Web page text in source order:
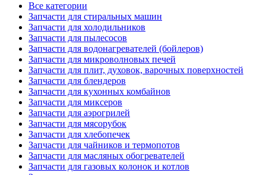
Все категории
Запчасти для стиральных машин
Запчасти для холодильников
Запчасти для пылесосов
Запчасти для водонагревателей (бойлеров)
Запчасти для микроволновых печей
Запчасти для плит, духовок, варочных поверхностей
Запчасти для блендеров
Запчасти для кухонных комбайнов
Запчасти для миксеров
Запчасти для аэрогрилей
Запчасти для мясорубок
Запчасти для хлебопечек
Запчасти для чайников и термопотов
Запчасти для масляных обогревателей
Запчасти для газовых колонок и котлов